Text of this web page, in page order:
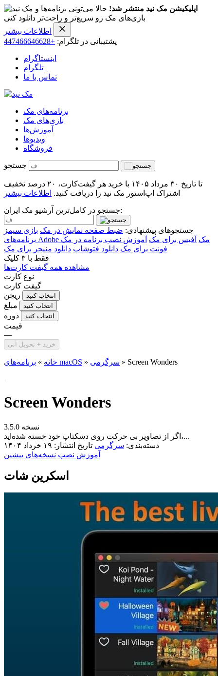
اپلیکیشن مک نید منتشر شد! حالا می‌تونی برنامه‌ها و
بازی‌های مک رو سریع‌تر و راحت‌تر دانلود کنی
اطلاعات بیشتر
پشتیبانی در تلگرام: +447466646628
اینستاگرام
تلگرام
تماس با ما
برنامه‌های مک
بازی‌های مک
آموزش‌ها
ویدیو‌ها
فروشگاه
جستجو
تا تاریخ ۳۰ مرداد ۱۴۰۵ با خرید هر گیفت‌کارت، ۲۰ درصد تخفیف
اشتراک اپ‌استور مک نید را دریافت کنید. اطلاعات بیشتر
جستجو در کامل‌ترین آرشیو مک ایران:
جستجوهای پیشنهادی: ضبط صفحه نمایش در مک بازی سیمز
برنامه‌های Adobe مک آفیس برای مک آموزش نصب برنامه در مک
فونت برای مک دانلود فتوشاپ دانلود منیجر برای مک
فقط با ۳ کلیک
مشاهده همه گیفت کارت‌ها
نوع کارت
گیفت کارت
ریجن
انتخاب کنید
مبلغ انتخاب کنید
دوره انتخاب کنید
قیمت
—
خرید + تحویل آنی
خانه » برنامه‌های macOS » سرگرمی » Screen Wonders
Screen Wonders
نسخه 3.5.0
اگر از تصاویر بی حرکت روی دسکتاپ خود خسته شده‌اید،...
دسته‌بندی: سرگرمی تاریخ انتشار: ۱۹ خرداد ۱۴۰۴
آموزش نصب نسخه‌های پیشین
اسکرین شات